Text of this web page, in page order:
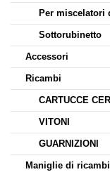
Per miscelatori
Sottorubinetto
Accessori
Ricambi
CARTUCCE
VITONI
GUARNIZIONI
Maniglie di